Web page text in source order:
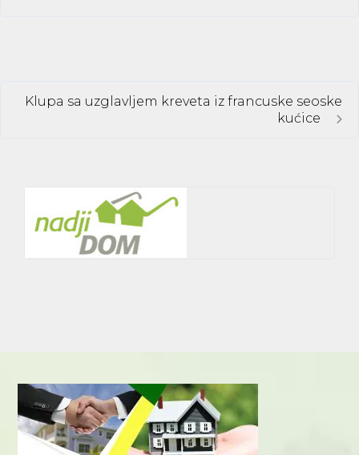
Klupa sa uzglavljem kreveta iz francuske seoske
kućice